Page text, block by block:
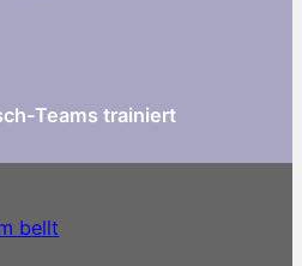
Teams trainiert